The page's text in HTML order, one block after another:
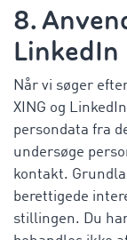
8.
LinkedIn
Når vi søger
XING og
persondata fra
undersøge
kontakt.
berettigede
stillingen. Du